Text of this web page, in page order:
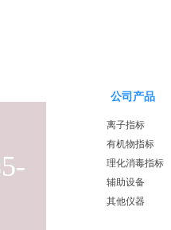
公司产品
离子指标
有机物指标
理化消毒指标
辅助设备
其他仪器